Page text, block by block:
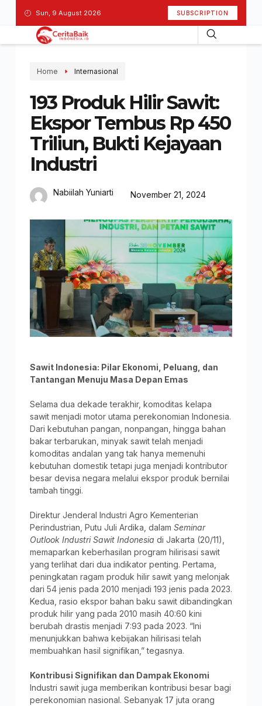
Sun, 9 August 2026 SUBSCRIPTION
Home Internasional
193 Produk Hilir Sawit:
Ekspor Tembus Rp 450
Triliun, Bukti Kejayaan
Industri
Nabiilah Yuniarti November 21, 2024
Sawit Indonesia: Pilar Ekonomi, Peluang, dan
Tantangan Menuju Masa Depan Emas
Selama dua dekade terakhir, komoditas kelapa
sawit menjadi motor utama perekonomian Indonesia.
Dari kebutuhan pangan, nonpangan, hingga bahan
bakar terbarukan, minyak sawit telah menjadi
komoditas andalan yang tak hanya memenuhi
kebutuhan domestik tetapi juga menjadi kontributor
besar devisa negara melalui ekspor produk bernilai
tambah tinggi.
Direktur Jenderal Industri Agro Kementerian
Perindustrian, Putu Juli Ardika, dalam Seminar
Outlook Industri Sawit Indonesia di Jakarta (20/11),
memaparkan keberhasilan program hilirisasi sawit
yang terlihat dari dua indikator penting. Pertama,
peningkatan ragam produk hilir sawit yang melonjak
dari 54 jenis pada 2010 menjadi 193 jenis pada 2023.
Kedua, rasio ekspor bahan baku sawit dibandingkan
produk hilir yang pada 2010 masih 40:60 kini
berubah drastis menjadi 7:93 pada 2023. “Ini
menunjukkan bahwa kebijakan hilirisasi telah
membuahkan hasil signifikan,” tegasnya.
Kontribusi Signifikan dan Dampak Ekonomi
Industri sawit juga memberikan kontribusi besar bagi
perekonomian nasional. Sebanyak 17 juta orang